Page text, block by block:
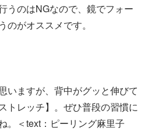
うのはNGなので、鏡でフォー
のがオススメです。
いますが、背中がグッと伸びて
トレッチ】。ぜひ普段の習慣に
。＜text：ピーリング麻里子